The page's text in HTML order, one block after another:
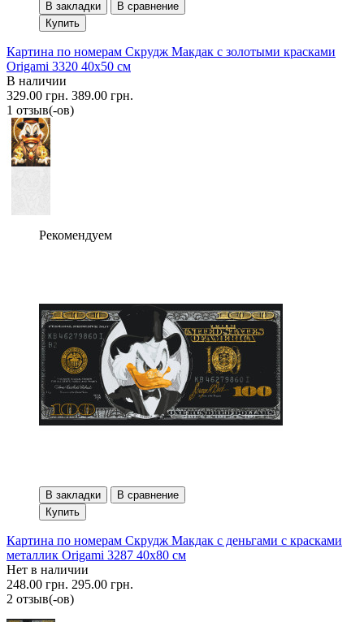
В закладки
В сравнение
Купить
Картина по номерам Скрудж Макдак с золотыми красками
Origami 3320 40x50 см
В наличии
329.00 грн. 389.00 грн.
1 отзыв(-ов)
Рекомендуем
В закладки
В сравнение
Купить
Картина по номерам Скрудж Макдак с деньгами с красками
металлик Origami 3287 40x80 см
Нет в наличии
248.00 грн. 295.00 грн.
2 отзыв(-ов)